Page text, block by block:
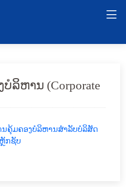
ລິຫານ (Corporate
ຄຸ້ມຄອງບໍລິຫານສໍາລັບບໍລິສັດ
ກຊັບ